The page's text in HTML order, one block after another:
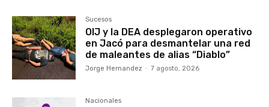
Sucesos
OIJ y la DEA desplegaron operativo
en Jacó para desmantelar una red
de maleantes de alias “Diablo”
Jorge Hernandez - 7 agosto, 2026
Nacionales